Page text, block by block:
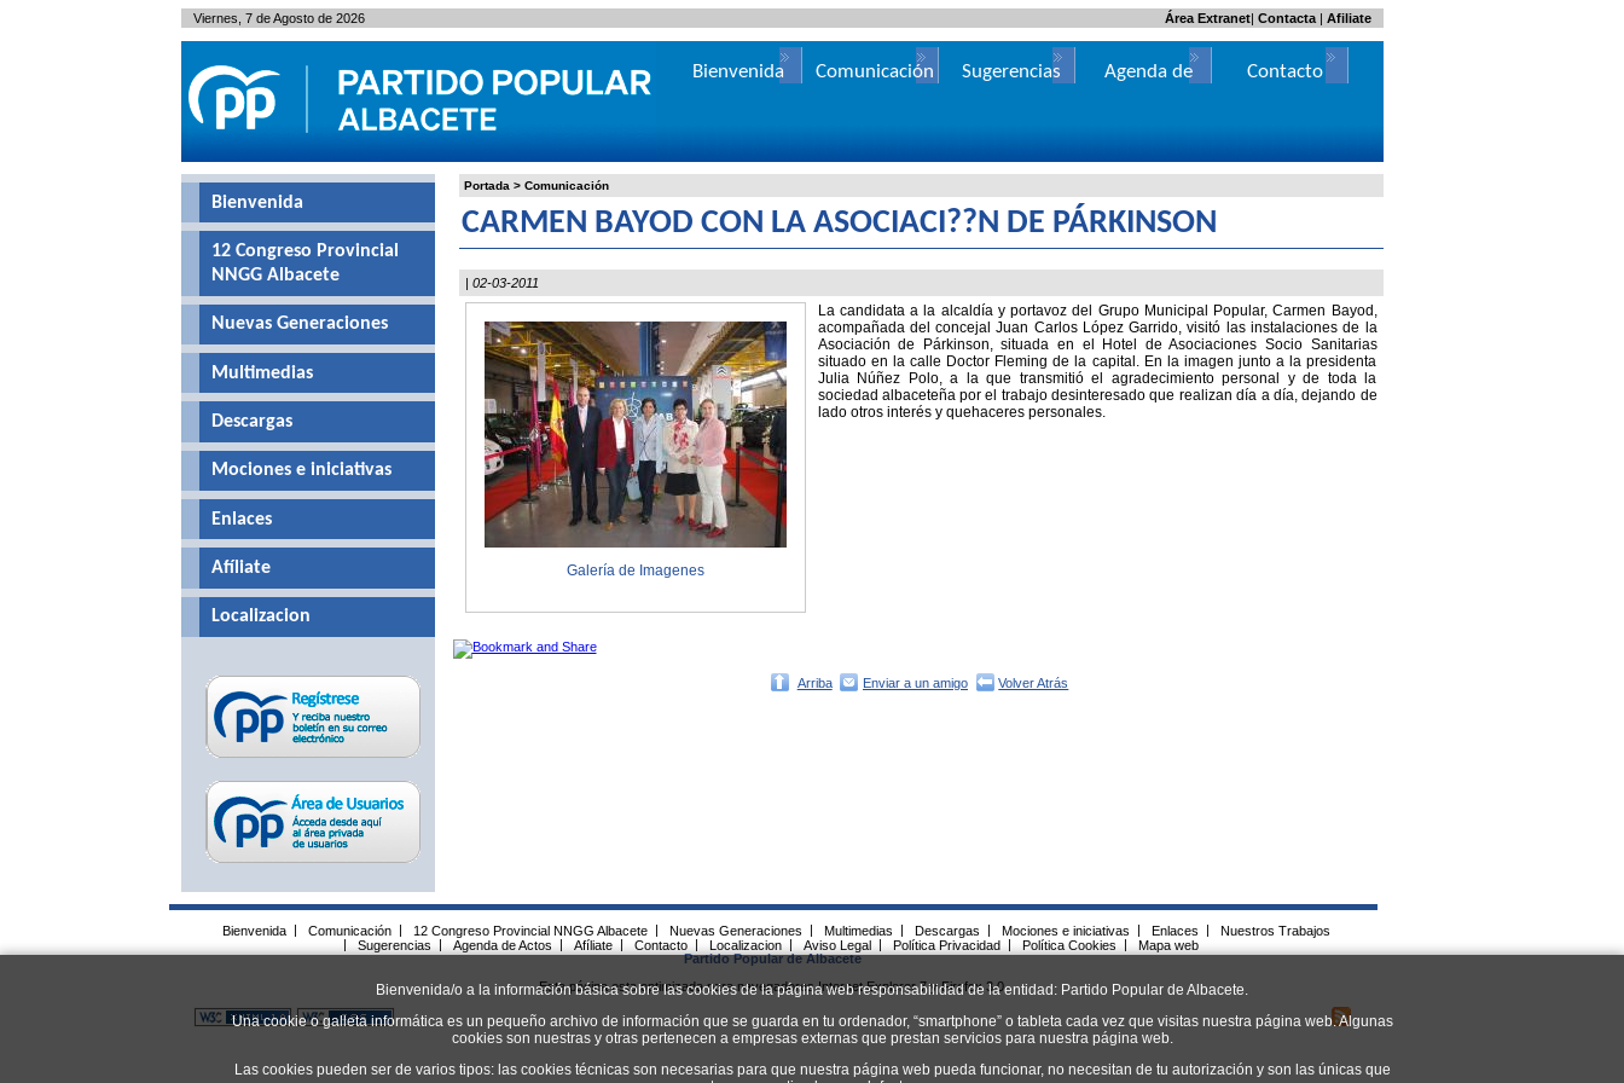
Bienvenida/o a la información básica sobre las cookies de la página web responsabilidad de la entidad: Partido Popular de Albacete.
Una cookie o galleta informática es un pequeño archivo de información que se guarda en tu ordenador, “smartphone” o tableta cada vez que visitas nuestra página web. Algunas
cookies son nuestras y otras pertenecen a empresas externas que prestan servicios para nuestra página web.
Las cookies pueden ser de varios tipos: las cookies técnicas son necesarias para que nuestra página web pueda funcionar, no necesitan de tu autorización y son las únicas que
Portada > Comunicación
CARMEN BAYOD CON LA ASOCIACI??N DE PÁRKINSON
| 02-03-2011
Galería de Imagenes
La candidata a la alcaldía y portavoz del Grupo Municipal Popular, Carmen Bayod,
acompañada del concejal Juan Carlos López Garrido, visitó las instalaciones de la
Asociación de Párkinson, situada en el Hotel de Asociaciones Socio Sanitarias
situado en la calle Doctor Fleming de la capital. En la imagen junto a la presidenta
Julia Núñez Polo, a la que transmitió el agradecimiento personal y de toda la
sociedad albaceteña por el trabajo desinteresado que realizan día a día, dejando de
lado otros interés y quehaceres personales.
Arriba Enviar a un amigo Volver Atrás
Bienvenida
12 Congreso Provincial
NNGG Albacete
Nuevas Generaciones
Multimedias
Descargas
Mociones e iniciativas
Enlaces
Afíliate
Localizacion
Viernes, 7 de Agosto de 2026 | Contacta| Afiliate
Área Extranet
Bienvenida Comunicación Sugerencias
Agenda de
Contacto
Bienvenida Comunicación 12 Congreso Provincial NNGG Albacete Nuevas Generaciones Multimedias Descargas Mociones e iniciativas Enlaces
Nuestros Trabajos
Sugerencias Agenda de Actos Afíliate Contacto Localizacion Aviso Legal Política Privacidad Política Cookies
Mapa web
Partido Popular de Albacete
Esta página esta optimizada para navegadores Internet Explorer 7 y Firefox 3.0.